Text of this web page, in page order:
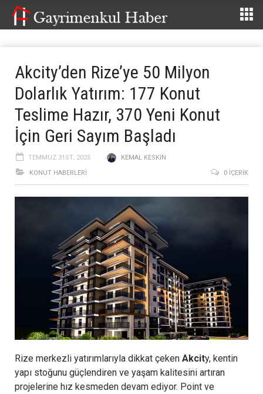
Akcity’den Rize’ye 50 Milyon
Dolarlık Yatırım: 177 Konut
Teslime Hazır, 370 Yeni Konut
İçin Geri Sayım Başladı
TEMMUZ 31ST, 2025
KEMAL KESKIN
KONUT HABERLERI
0 İÇERIK
Rize merkezli yatırımlarıyla dikkat çeken Akcity, kentin
yapı stoğunu güçlendiren ve yaşam kalitesini artıran
projelerine hız kesmeden devam ediyor. Point ve